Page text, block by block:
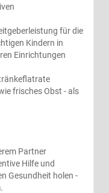
für die
Kindern in
Einrichtungen
frisches Obst - als
Partner
Hilfe und
Gesundheit holen -